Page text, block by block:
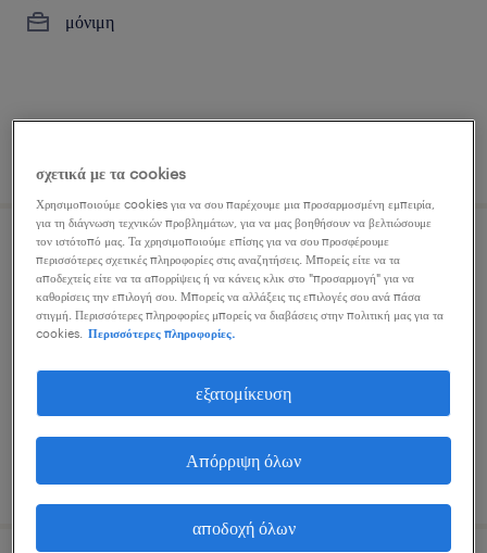
μόνιμη
πωλητής καταστήματος
μαρούσι, attica
μόνιμη
δημοσιεύτηκε 21 ιουλίου 2026
σχετικά με τα cookies
Χρησιμοποιούμε cookies για να σου παρέχουμε μια προσαρμοσμένη εμπειρία,
για τη διάγνωση τεχνικών προβλημάτων, για να μας βοηθήσουν να βελτιώσουμε
τον ιστότοπό μας. Τα χρησιμοποιούμε επίσης για να σου προσφέρουμε
περισσότερες σχετικές πληροφορίες στις αναζητήσεις. Μπορείς είτε να τα
αποδεχτείς είτε να τα απορρίψεις ή να κάνεις κλικ στο "προσαρμογή" για να
καθορίσεις την επιλογή σου. Μπορείς να αλλάξεις τις επιλογές σου ανά πάσα
στιγμή. Περισσότερες πληροφορίες μπορείς να διαβάσεις στην πολιτική μας για τα
cookies.
Περισσότερες πληροφορίες.
εξατομίκευση
Απόρριψη όλων
αποδοχή όλων